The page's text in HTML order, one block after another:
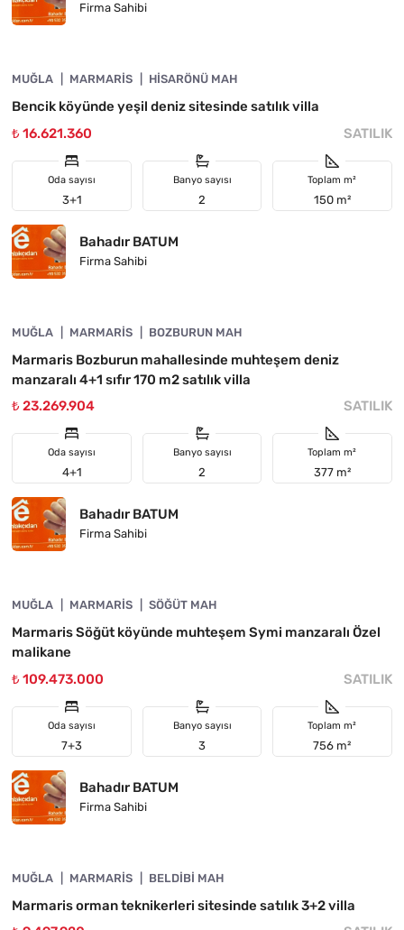
Firma Sahibi
ACIL
MUĞLA MARMARIS HISARÖNÜ MAH
Bencik köyünde yeşil deniz sitesinde satılık villa
₺ 16.621.360
SATILIK
Oda sayısı
3+1
Banyo sayısı
2
Toplam m²
150 m²
Bahadır BATUM
Firma Sahibi
ACIL
MUĞLA MARMARIS BOZBURUN MAH
Marmaris Bozburun mahallesinde muhteşem deniz
manzaralı 4+1 sıfır 170 m2 satılık villa
₺ 23.269.904
SATILIK
Oda sayısı
4+1
Banyo sayısı
2
Toplam m²
377 m²
Bahadır BATUM
Firma Sahibi
FIYATI DÜŞTÜ
MUĞLA MARMARIS SÖĞÜT MAH
Marmaris Söğüt köyünde muhteşem Symi manzaralı Özel
malikane
₺ 109.473.000
SATILIK
Oda sayısı
7+3
Banyo sayısı
3
Toplam m²
756 m²
Bahadır BATUM
Firma Sahibi
ACIL
MUĞLA MARMARIS BELDIBI MAH
Marmaris orman teknikerleri sitesinde satılık 3+2 villa